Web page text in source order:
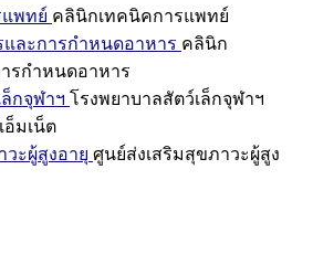
พทย์ คลินิกเทคนิคการแพทย์
ละการกำหนดอาหาร คลินิก
รกำหนดอาหาร
กจุฬาฯ โรงพยาบาลสัตว์เล็กจุฬาฯ
อ็มเน็ต
วะผู้สูงอายุ ศูนย์ส่งเสริมสุขภาวะผู้สูง